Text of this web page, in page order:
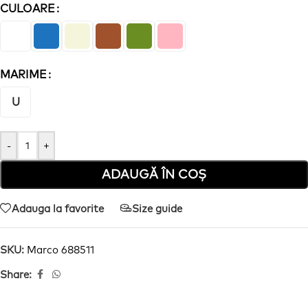
CULOARE
MARIME
U
- +
ADAUGĂ ÎN COȘ
Adauga la favorite Size guide
SKU: Marco 688511
Share: